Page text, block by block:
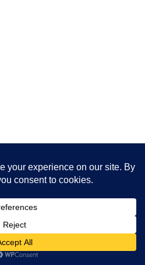
グランキング
検索